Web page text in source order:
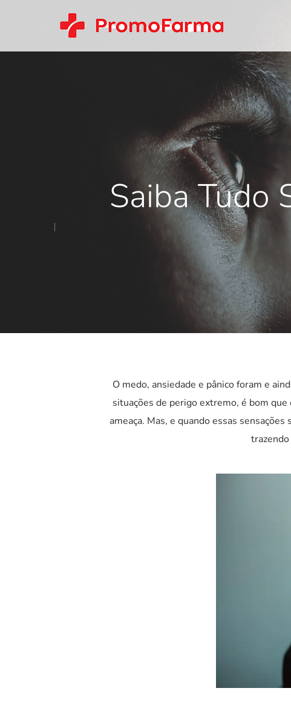
Saiba Tudo
O medo, ansiedade e pânico foram e
situações de perigo extremo, é bom
ameaça. Mas, e quando essas